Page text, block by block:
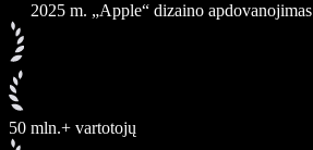
2025 m. „Apple“ dizaino apdovanojimas
50 mln.+ vartotojų